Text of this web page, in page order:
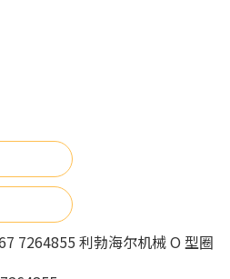
7264855 利勃海尔机械 O 型圈